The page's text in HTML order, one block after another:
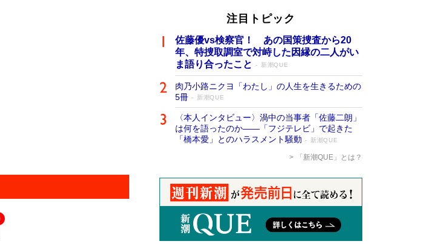
注目トピック
佐藤優vs検察官！ あの国策捜査から20
年、特捜取調室で対峙した因縁の二人がい
ま語り合ったこと
新潮QUE
肉乃小路ニクヨ「わたし」の人生を生きるための
5冊
新潮QUE
〈本人インタビュー〉渦中の当事者「佐藤二朗」
は何を語ったのか――「フジテレビ」で起きた
「橋本愛」とのハラスメント騒動
新潮QUE
「新潮QUE」とは？